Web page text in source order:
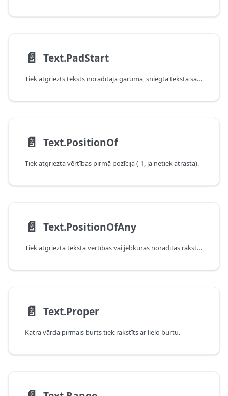
📄️ Text.PadStart
Tiek atgriezts teksts norādītajā garumā, sniegtā teksta sākumā pievienojot papildinājumu.
📄️ Text.PositionOf
Tiek atgriezta vērtības pirmā pozīcija (-1, ja netiek atrasta).
📄️ Text.PositionOfAny
Tiek atgriezta teksta vērtības vai jebkuras norādītās rakstzīmes pirmā pozīcija (-1, ja netiek atrasta).
📄️ Text.Proper
Katra vārda pirmais burts tiek rakstīts ar lielo burtu.